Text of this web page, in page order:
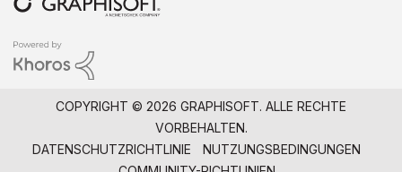
COPYRIGHT © 2026 GRAPHISOFT. ALLE RECHTE
VORBEHALTEN.
DATENSCHUTZRICHTLINIE
NUTZUNGSBEDINGUNGEN